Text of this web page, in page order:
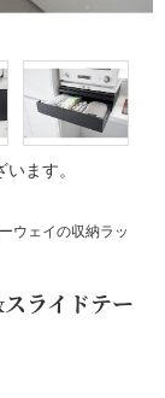
ます。
ウェイの収納ラッ
ライドテー